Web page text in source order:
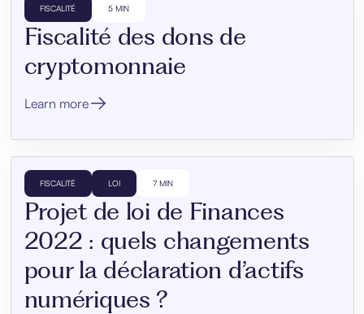
FISCALITÉ 5 MIN
Fiscalité des dons de
cryptomonnaie
Learn more
FISCALITÉ LOI 7 MIN
Projet de loi de Finances
2022 : quels changements
pour la déclaration d’actifs
numériques ?